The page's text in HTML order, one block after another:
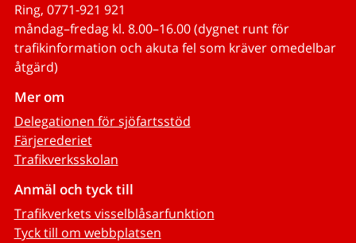
Ring, 0771-921 921
måndag–fredag kl. 8.00–16.00 (dygnet runt för
trafikinformation och akuta fel som kräver omedelbar
åtgärd)
Mer om
Delegationen för sjöfartsstöd
Färjerederiet
Trafikverksskolan
Anmäl och tyck till
Trafikverkets visselblåsarfunktion
Tyck till om webbplatsen